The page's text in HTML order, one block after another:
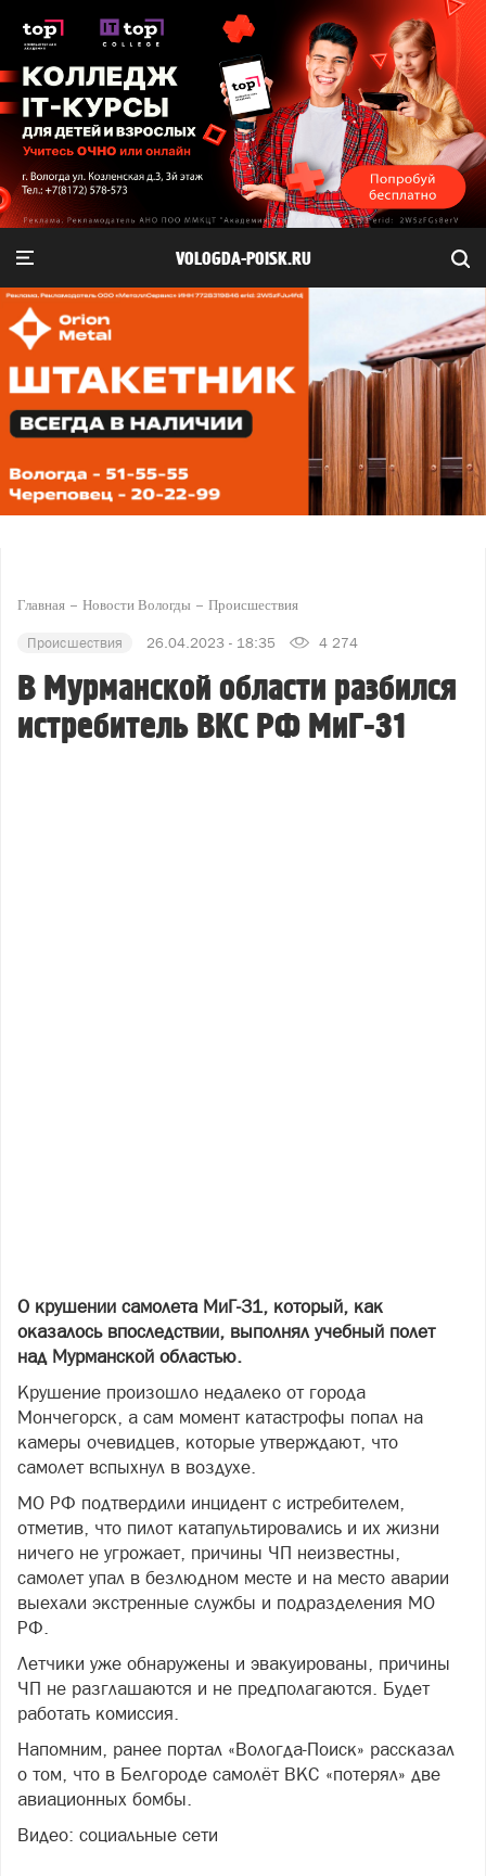
VOLOGDA-POISK.RU
Главная Новости Вологды Происшествия
Происшествия 26.04.2023 - 18:35 4 274
В Мурманской области разбился
истребитель ВКС РФ МиГ-31
О крушении самолета МиГ-31, который, как
оказалось впоследствии, выполнял учебный полет
над Мурманской областью.
Крушение произошло недалеко от города
Мончегорск, а сам момент катастрофы попал на
камеры очевидцев, которые утверждают, что
самолет вспыхнул в воздухе.
МО РФ подтвердили инцидент с истребителем,
отметив, что пилот катапультировались и их жизни
ничего не угрожает, причины ЧП неизвестны,
самолет упал в безлюдном месте и на место аварии
выехали экстренные службы и подразделения МО
РФ.
Летчики уже обнаружены и эвакуированы, причины
ЧП не разглашаются и не предполагаются. Будет
работать комиссия.
Напомним, ранее портал «Вологда-Поиск» рассказал
о том, что в Белгороде самолёт ВКС «потерял» две
авиационных бомбы.
Видео: социальные сети